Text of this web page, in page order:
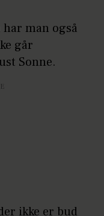
man også
går
Sonne.
ikke er bud